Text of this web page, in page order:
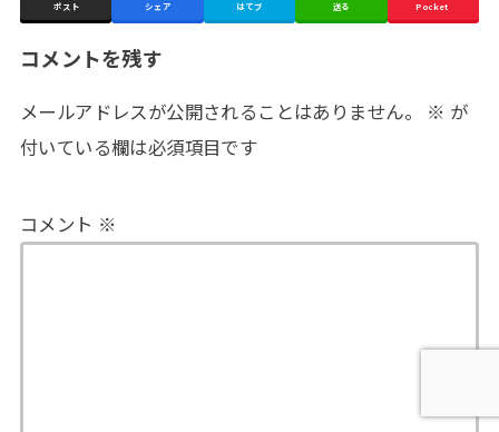
ポスト シェア はてブ 送る Pocket
コメントを残す
メールアドレスが公開されることはありません。 ※ が
付いている欄は必須項目です
コメント ※